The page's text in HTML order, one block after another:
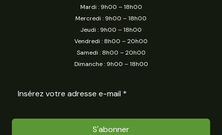
Mardi : 9h00 – 18h00
Mercredi : 9h00 – 18h00
Jeudi : 9h00 – 18h00
Vendredi : 8h00 – 20h00
Samedi : 8h00 – 20h00
Dimanche : 9h00 – 18h00
S'abonner